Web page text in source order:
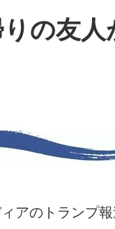
の友
アのトランプ